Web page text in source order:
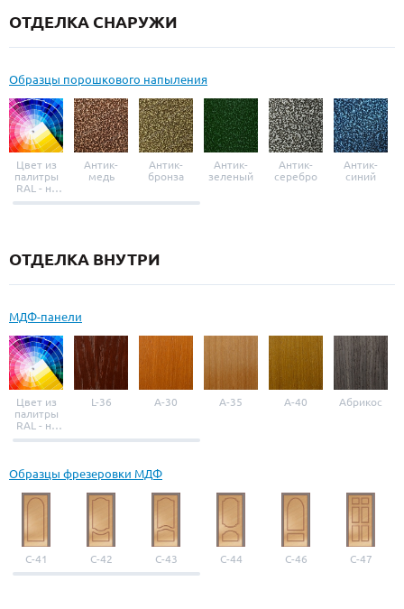
ОТДЕЛКА СНАРУЖИ
Образцы порошкового напыления
Цвет из
палитры
RAL - на
выбор
Антик-
медь
Антик-
бронза
Антик-
зеленый
Антик-
серебро
Антик-
синий
ОТДЕЛКА ВНУТРИ
МДФ-панели
Цвет из
палитры
RAL - на
выбор
L-36 A-30 A-35 A-40 Абрикос
Образцы фрезеровки МДФ
С-41 С-42 С-43 С-44 С-46 С-47